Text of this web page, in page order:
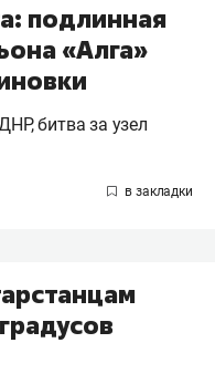
подлинная
«Алга»
битва за узел